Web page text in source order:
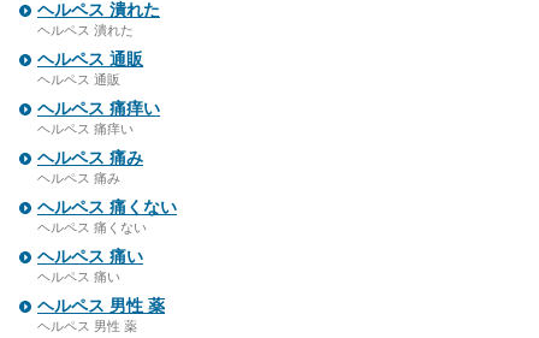
ヘルペス 潰れた
ヘルペス 潰れた
ヘルペス 通販
ヘルペス 通販
ヘルペス 痛痒い
ヘルペス 痛痒い
ヘルペス 痛み
ヘルペス 痛み
ヘルペス 痛くない
ヘルペス 痛くない
ヘルペス 痛い
ヘルペス 痛い
ヘルペス 男性 薬
ヘルペス 男性 薬